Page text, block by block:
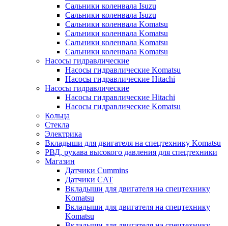
Сальники коленвала Isuzu
Сальники коленвала Isuzu
Сальники коленвала Komatsu
Сальники коленвала Komatsu
Сальники коленвала Komatsu
Сальники коленвала Komatsu
Насосы гидравлические
Насосы гидравлические Komatsu
Насосы гидравлические Hitachi
Насосы гидравлические
Насосы гидравлические Hitachi
Насосы гидравлические Komatsu
Кольца
Стекла
Электрика
Вкладыши для двигателя на спецтехнику Komatsu
РВД, рукава высокого давления для спецтехники
Магазин
Датчики Cummins
Датчики CAT
Вкладыши для двигателя на спецтехнику
Komatsu
Вкладыши для двигателя на спецтехнику
Komatsu